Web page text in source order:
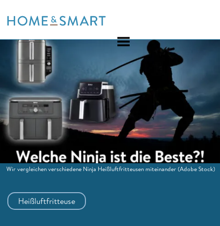
to
Heißluftfritteuse
Wir vergleichen verschiedene Ninja Heißluftfritteusen miteinander(Adobe Stock)